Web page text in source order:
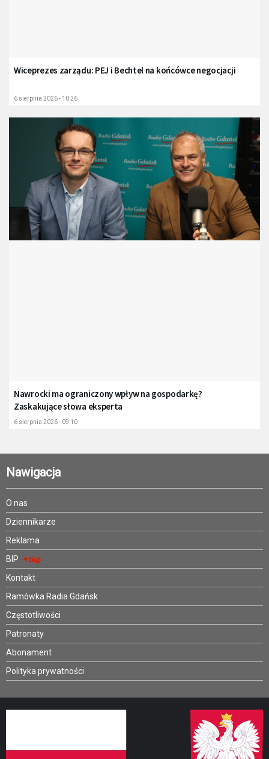
Wiceprezes zarządu: PEJ i Bechtel na końcówce negocjacji
6 sierpnia 2026 - 10:26
Nawrocki ma ograniczony wpływ na gospodarkę?
Zaskakujące słowa eksperta
6 sierpnia 2026 - 09:10
Nawigacja
O nas
Dziennikarze
Reklama
BIP
Kontakt
Ramówka Radia Gdańsk
Częstotliwości
Patronaty
Abonament
Polityka prywatności